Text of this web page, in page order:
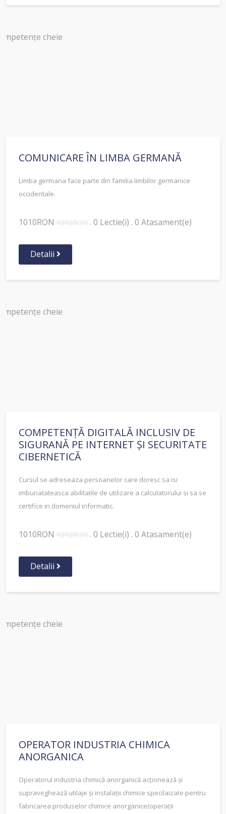
COMUNICARE ÎN LIMBA GERMANĂ
Limba germana face parte din familia limbilor germanice
occidentale.
1010RON 1010RON . 0 Lectie(i) . 0 Atasament(e)
Detalii
COMPETENȚĂ DIGITALĂ INCLUSIV DE
SIGURANĂ PE INTERNET ȘI SECURITATE
CIBERNETICĂ
Cursul se adreseaza persoanelor care doresc sa isi
imbunatateasca abilitatile de utilizare a calculatorului si sa se
certifice in domeniul informatic.
1010RON 1010RON . 0 Lectie(i) . 0 Atasament(e)
Detalii
OPERATOR INDUSTRIA CHIMICA
ANORGANICA
Operatorul industria chimică anorganică acționează și
supraveghează utilaje și instalații chimice specilaizate pentru
fabricarea produselor chimice anorganice(operații